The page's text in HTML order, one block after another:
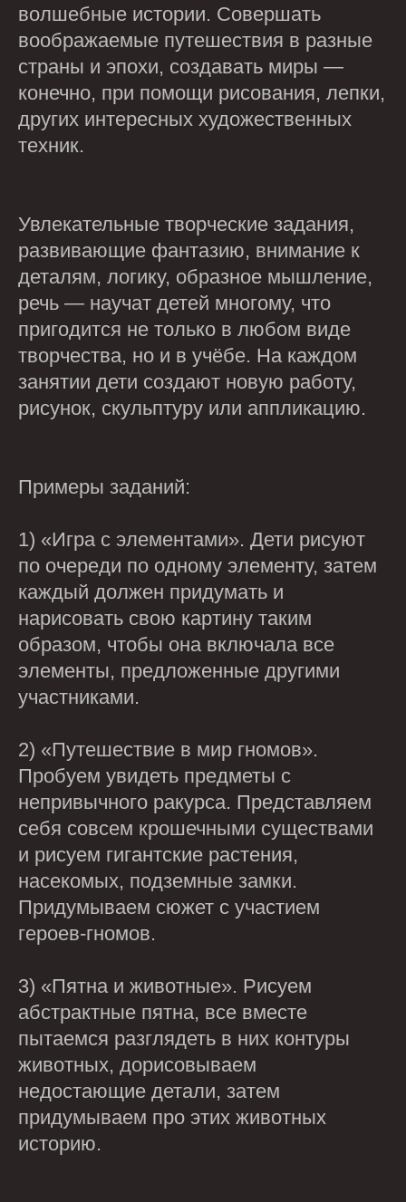
волшебные истории. Совершать
воображаемые путешествия в разные
страны и эпохи, создавать миры —
конечно, при помощи рисования, лепки,
других интересных художественных
техник.
Увлекательные творческие задания,
развивающие фантазию, внимание к
деталям, логику, образное мышление,
речь — научат детей многому, что
пригодится не только в любом виде
творчества, но и в учёбе. На каждом
занятии дети создают новую работу,
рисунок, скульптуру или аппликацию.
Примеры заданий:
1) «Игра с элементами». Дети рисуют
по очереди по одному элементу, затем
каждый должен придумать и
нарисовать свою картину таким
образом, чтобы она включала все
элементы, предложенные другими
участниками.
2) «Путешествие в мир гномов».
Пробуем увидеть предметы с
непривычного ракурса. Представляем
себя совсем крошечными существами
и рисуем гигантские растения,
насекомых, подземные замки.
Придумываем сюжет с участием
героев-гномов.
3) «Пятна и животные». Рисуем
абстрактные пятна, все вместе
пытаемся разглядеть в них контуры
животных, дорисовываем
недостающие детали, затем
придумываем про этих животных
историю.